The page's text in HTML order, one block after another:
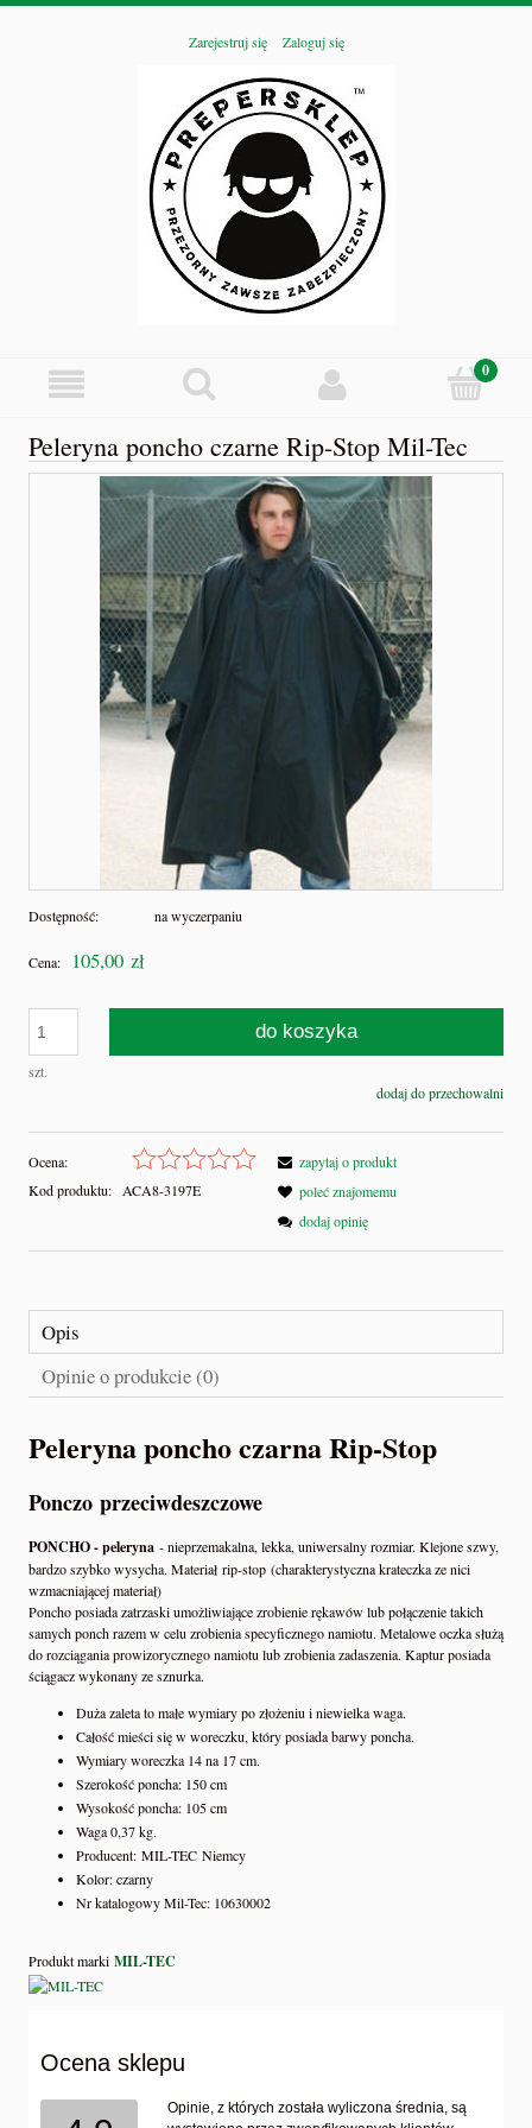
Zarejestruj się Zaloguj się
Peleryna poncho czarne Rip-Stop Mil-Tec
Dostępność: na wyczerpaniu
Cena: 105,00 zł
szt.
do koszyka
dodaj do przechowalni
Ocena:
Kod produktu:
ACA8-3197E
zapytaj o produkt
poleć znajomemu
dodaj opinię
Opis
Opinie o produkcie (0)
Peleryna poncho czarna Rip-Stop
Ponczo przeciwdeszczowe
PONCHO - peleryna - nieprzemakalna, lekka, uniwersalny rozmiar. Klejone szwy,
bardzo szybko wysycha. Materiał rip-stop (charakterystyczna krateczka ze nici
wzmacniającej materiał)
Poncho posiada zatrzaski umożliwiające zrobienie rękawów lub połączenie takich
samych ponch razem w celu zrobienia specyficznego namiotu. Metalowe oczka służą
do rozciągania prowizorycznego namiotu lub zrobienia zadaszenia. Kaptur posiada
ściągacz wykonany ze sznurka.
Duża zaleta to małe wymiary po złożeniu i niewielka waga.
Całość mieści się w woreczku, który posiada barwy poncha.
Wymiary woreczka 14 na 17 cm.
Szerokość poncha: 150 cm
Wysokość poncha: 105 cm
Waga 0,37 kg.
Producent: MIL-TEC Niemcy
Kolor: czarny
Nr katalogowy Mil-Tec: 10630002
Produkt marki MIL-TEC
Ocena sklepu
Opinie, z których została wyliczona średnia, są